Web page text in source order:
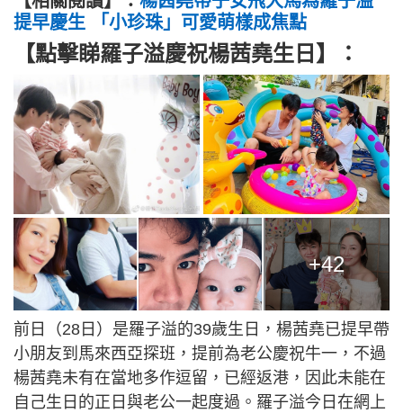
提早慶生 「小珍珠」可愛萌樣成焦點
【點擊睇羅子溢慶祝楊茜堯生日】：
+42
前日（28日）是羅子溢的39歲生日，楊茜堯已提早帶
小朋友到馬來西亞探班，提前為老公慶祝牛一，不過
楊茜堯未有在當地多作逗留，已經返港，因此未能在
自己生日的正日與老公一起度過。羅子溢今日在網上